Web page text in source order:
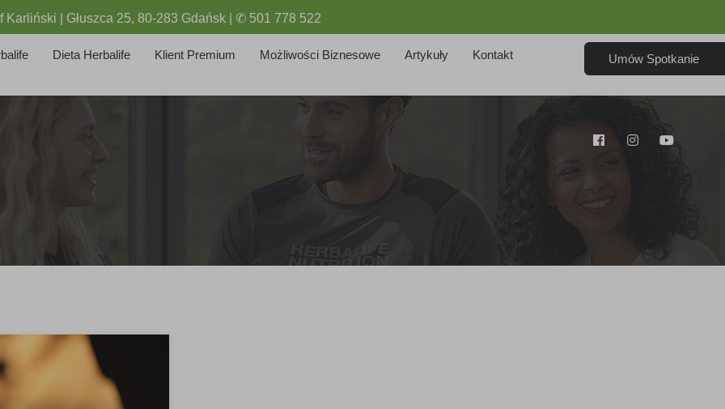
Karliński | Głuszca 25, 80-283 Gdańsk | ✆ 501 778 522
Dieta Herbalife Klient Premium Możliwości Biznesowe Artykuły Kontakt Umów Spotkanie